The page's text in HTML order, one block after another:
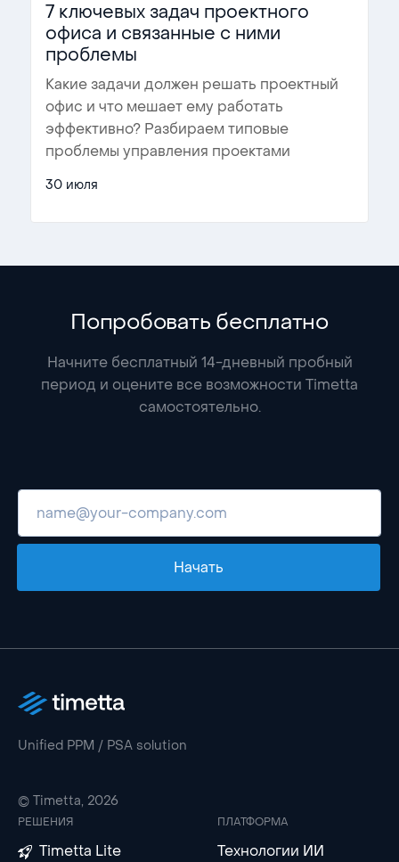
7 ключевых задач проектного
офиса и связанные с ними
проблемы
Какие задачи должен решать проектный
офис и что мешает ему работать
эффективно? Разбираем типовые
проблемы управления проектами
30 июля
Попробовать бесплатно
Начните бесплатный 14-дневный пробный
период и оцените все возможности Timetta
самостоятельно.
Начать
Unified PPM / PSA solution
© Timetta, 2026
РЕШЕНИЯ
Timetta Lite
ПЛАТФОРМА
Технологии ИИ